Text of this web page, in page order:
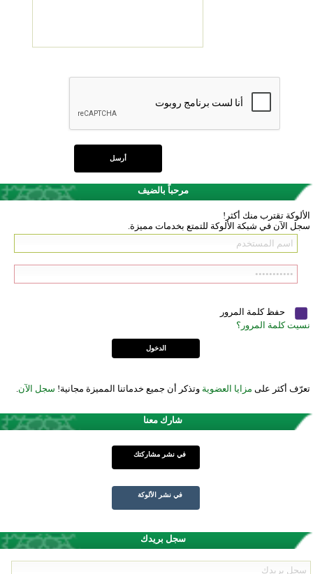
مرحباً بالضيف
الألوكة تقترب منك أكثر!
سجل الآن في شبكة الألوكة للتمتع بخدمات مميزة.
حفظ كلمة المرور
نسيت كلمة المرور؟
تعرّف أكثر على مزايا العضوية وتذكر أن جميع خدماتنا المميزة مجانية! سجل الآن
شارك معنا
في نشر مشاركتك
في نشر الألوكة
سجل بريدك